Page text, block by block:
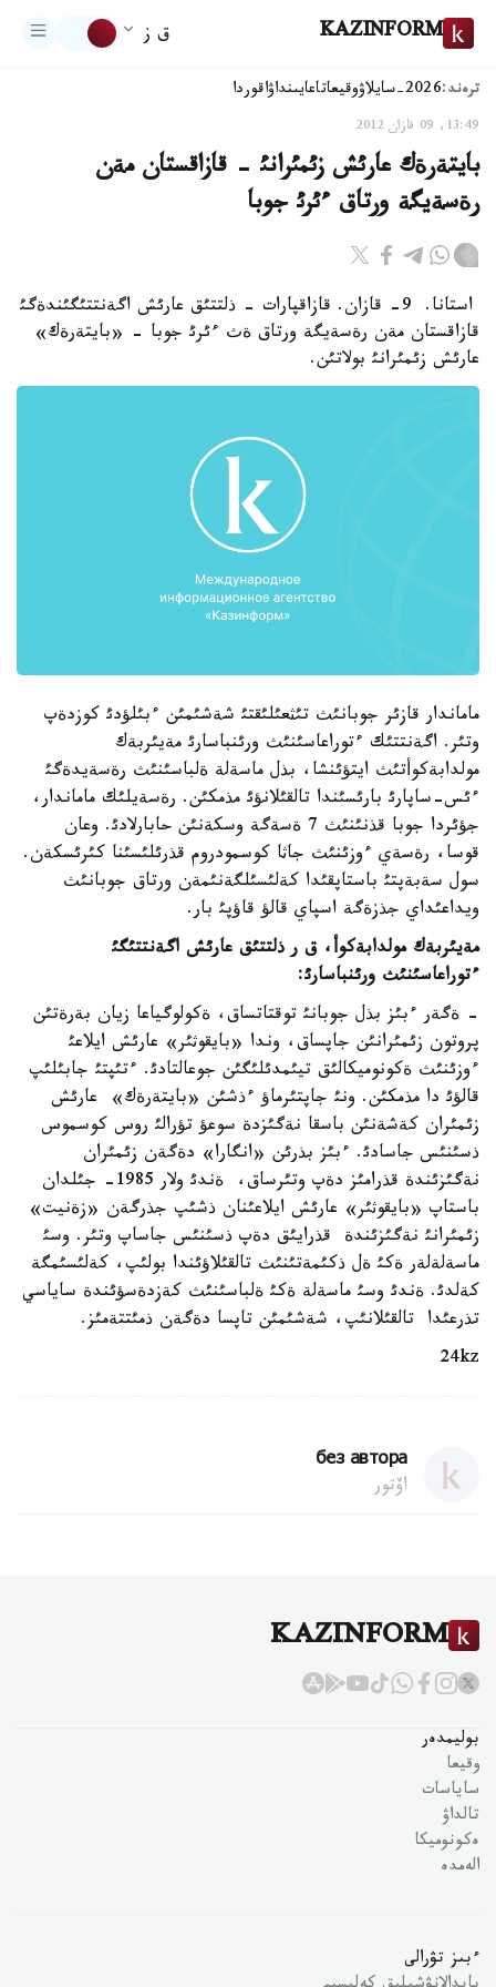
KAZINFORM ق ز
ترەند:2026-سايلاۋ وقيعاتاعايىنداۋاقوردا
13:49, 09 قازان 2012
بايتةرةك عارئش زئمئرانئ - قازاقستان مةن
رةسةيگة ورتاق ءئرئ جوبا
استانا. 9- قازان. قازاقپارات - ذلتتئق عارئش اگةنتتئگئندةگئ
قازاقستان مةن رةسةيگة ورتاق ةث ءئرئ جوبا - «بايتةرةك»
عارئش زئمئرانئ بولاتئن.
ماماندار قازئر جوبانئث تئثعئلئقتئ شةشئمئن ءبئلؤدئ كوزدةپ
وتئر. اگةنتتئك ءتوراعاسئنئث ورئنباسارئ مةيئربةك
مولدابةكوأتئث ايتؤئنشا، بذل ماسةلة ةلباسئنئث رةسةيدةگئ
ءئس-ساپارئ بارئسئندا تالقئلانؤئ مذمكئن. رةسةيلئك ماماندار،
جؤئردا جوبا قذنئنئث 7 ةسةگة وسكةنئن حابارلادئ. وعان
قوسا، رةسةي ءوزئنئث جاثا كوسمودروم قذرئلئسئنا كئرئسكةن.
سول سةبةپتئ باستاپقئدا كةلئسئلگةنئمةن ورتاق جوبانئث
ويداعئداي جذزةگة اسپاي قالؤ قاؤپئ بار.
مةيئربةك مولدابةكوأ، ق ر ذلتتئق عارئش اگةنتتئگئ
ءتوراعاسئنئث ورئنباسارئ:
- ةگةر ءبئز بذل جوبانئ توقتاتساق، ةكولوگياعا زيان بةرةتئن
پروتون زئمئرانئن جاپساق، وندا «بايقوثئر» عارئش ايلاعئ
ءوزئنئث ةكونوميكالئق تيئمدئلئگئن جوعالتادئ. ءتئپتئ جابئلئپ
قالؤئ دا مذمكئن. ونئ جاپتئرماؤ ءذشئن «بايتةرةك» عارئش
زئمئران كةشةنئن باسقا نةگئزدة سوعؤ تؤرالئ روس كوسموس
ذسئنئس جاسادئ. ءبئز بذرئن «انگارا» دةگةن زئمئران
نةگئزئندة قذرامئز دةپ وتئرساق، ةندئ ولار 1985- جئلدان
باستاپ «بايقوثئر» عارئش ايلاعئنان ذشئپ جذرگةن «زةنيت»
زئمئرانئ نةگئزئندة قذرايئق دةپ ذسئنئس جاساپ وتئر. وسئ
ماسةلةلةر ةكئ ةل ذكئمةتئنئث تالقئلاؤئندا بولئپ، كةلئسئمگة
كةلدئ. ةندئ وسئ ماسةلة ةكئ ةلباسئنئث كةزدةسؤئندة ساياسي
تذرعئدا تالقئلانئپ، شةشئمئن تاپسا دةگةن ذمئتتةمئز.
24kz
без автора
اۆتور
KAZINFORM
بوليمدەر
وقيعا
ساياسات
تالداۋ
ەكونوميكا
الەمدە
ءبىز تۋرالى